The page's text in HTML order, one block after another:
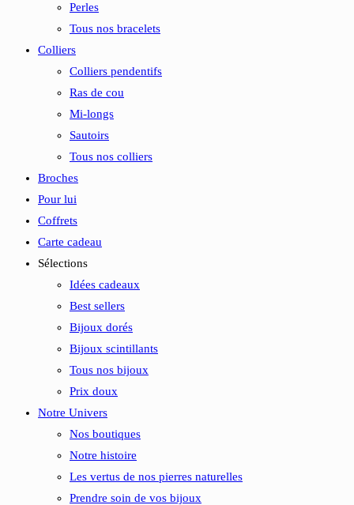
Perles
Tous nos bracelets
Colliers
Colliers pendentifs
Ras de cou
Mi-longs
Sautoirs
Tous nos colliers
Broches
Pour lui
Coffrets
Carte cadeau
Sélections
Idées cadeaux
Best sellers
Bijoux dorés
Bijoux scintillants
Tous nos bijoux
Prix doux
Notre Univers
Nos boutiques
Notre histoire
Les vertus de nos pierres naturelles
Prendre soin de vos bijoux